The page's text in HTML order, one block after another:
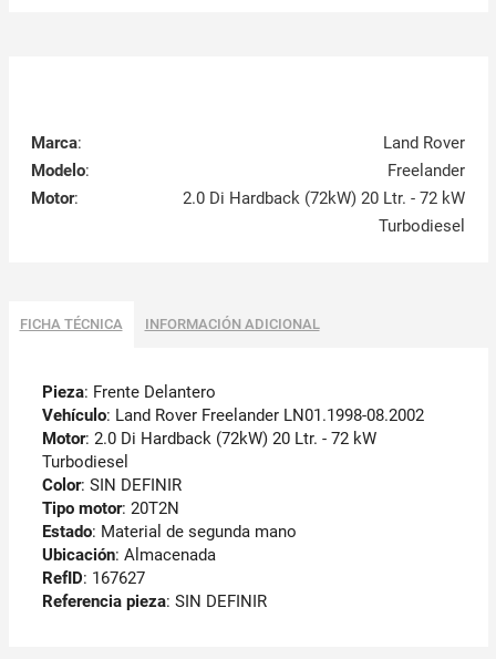
Marca:
Land Rover
Modelo:
Freelander
Motor:
2.0 Di Hardback (72kW) 20 Ltr. - 72 kW
Turbodiesel
FICHA TÉCNICA INFORMACIÓN ADICIONAL
Pieza: Frente Delantero
Vehículo: Land Rover Freelander LN01.1998-08.2002
Motor: 2.0 Di Hardback (72kW) 20 Ltr. - 72 kW
Turbodiesel
Color: SIN DEFINIR
Tipo motor: 20T2N
Estado: Material de segunda mano
Ubicación: Almacenada
RefID: 167627
Referencia pieza: SIN DEFINIR